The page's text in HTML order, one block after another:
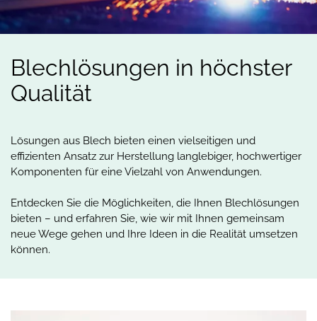
Blechlösungen in höchster
Qualität
Lösungen aus Blech bieten einen vielseitigen und
effizienten Ansatz zur Herstellung langlebiger, hochwertiger
Komponenten für eine Vielzahl von Anwendungen.
Entdecken Sie die Möglichkeiten, die Ihnen Blechlösungen
bieten – und erfahren Sie, wie wir mit Ihnen gemeinsam
neue Wege gehen und Ihre Ideen in die Realität umsetzen
können.